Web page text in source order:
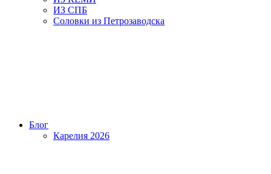
ИЗ СПБ
Соловки из Петрозаводска
Блог
Карелия 2026